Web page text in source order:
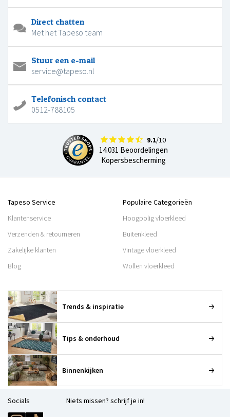
Direct chatten
Met het Tapeso team
Stuur een e-mail
service@tapeso.nl
Telefonisch contact
0512-788105
9.1/10
14.031 Beoordelingen
Kopersbescherming
Tapeso Service
Klantenservice
Verzenden & retourneren
Zakelijke klanten
Blog
Populaire Categorieën
Hoogpolig vloerkleed
Buitenkleed
Vintage vloerkleed
Wollen vloerkleed
Trends & inspiratie
Tips & onderhoud
Binnenkijken
Socials Niets missen? schrijf je in!